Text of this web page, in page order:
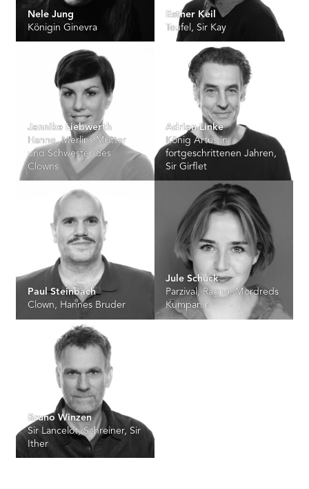
Nele Jung
Königin Ginevra
Esther Keil
Teufel, Sir Kay
Jannike Liebwerth
Hanne, Merlins Mutter
und Schwester des
Clowns
Adrian Linke
König Artus in
fortgeschrittenen Jahren,
Sir Girflet
Paul Steinbach
Clown, Hannes Bruder
Jule Schuck
Parzival, Ragna, Mordreds
Kumpanin
Bruno Winzen
Sir Lancelot, Schreiner, Sir
Ither